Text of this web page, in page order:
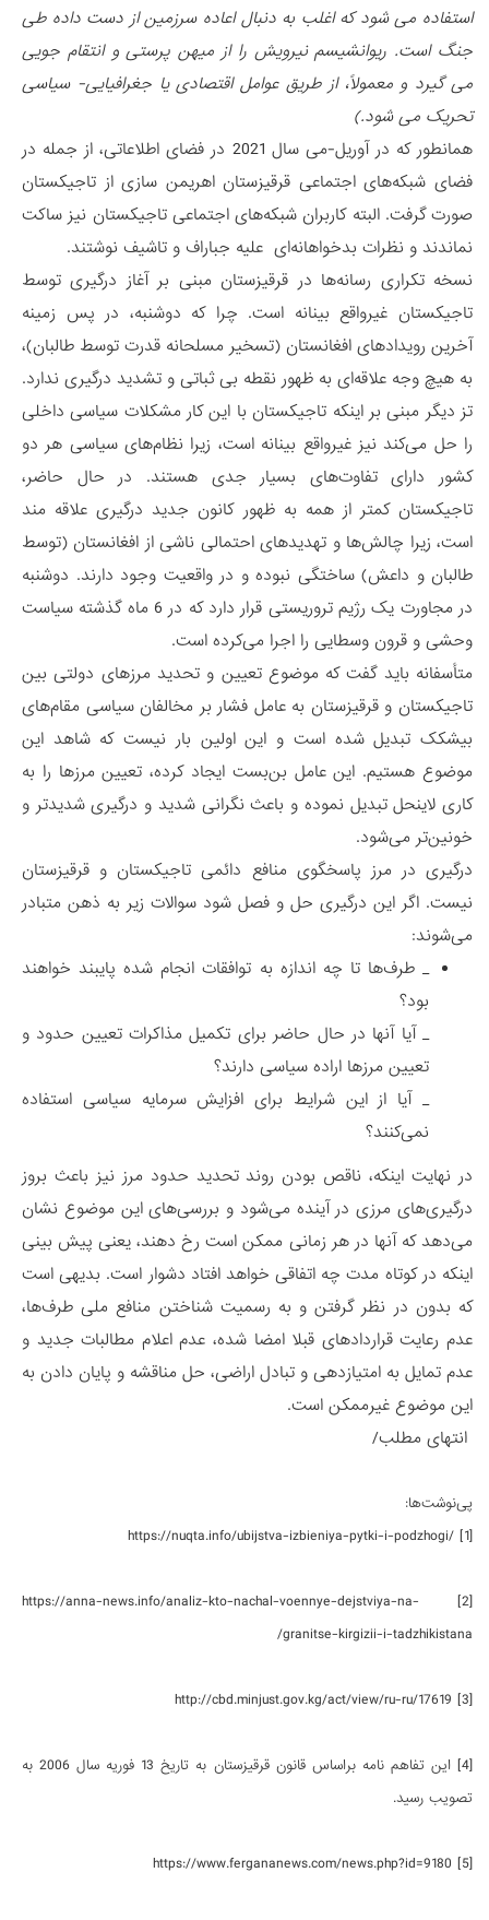
استفاده می شود که اغلب به دنبال اعاده سرزمین از دست داده طی
جنگ است. ریوانشیسم نیرویش را از میهن پرستی و انتقام جویی
می گیرد و معمولاً، از طریق عوامل اقتصادی یا جغرافیایی- سیاسی
تحریک می شود.
)
همانطور که در آوریل-می سال 2021 در فضای اطلاعاتی، از جمله در
فضای شبکه‌های اجتماعی قرقیزستان اهریمن سازی از تاجیکستان
صورت گرفت. البته کاربران شبکه‌های اجتماعی تاجیکستان نیز ساکت
نماندند و نظرات بدخواهانه‌ای علیه جباراف و تاشیف نوشتند.
نسخه تکراری رسانه‌ها در قرقیزستان مبنی بر آغاز درگیری توسط
تاجیکستان غیرواقع بینانه است. چرا که دوشنبه، در پس زمینه
آخرین رویدادهای افغانستان (تسخیر مسلحانه قدرت توسط طالبان)،
به هیچ وجه علاقه‌ای به ظهور نقطه بی ثباتی و تشدید درگیری ندارد.
تز دیگر مبنی بر اینکه تاجیکستان با این کار مشکلات سیاسی داخلی
را حل می‌کند نیز غیرواقع بینانه است، زیرا نظام‌های سیاسی هر دو
کشور دارای تفاوت‌های بسیار جدی هستند. در حال حاضر،
تاجیکستان کمتر از همه به ظهور کانون جدید درگیری علاقه مند
است، زیرا چالش‌ها و تهدیدهای احتمالی ناشی از افغانستان (توسط
طالبان و داعش) ساختگی نبوده و در واقعیت وجود دارند. دوشنبه
در مجاورت یک رژیم تروریستی قرار دارد که در 6 ماه گذشته سیاست
وحشی و قرون وسطایی را اجرا می‌کرده است.
متأسفانه باید گفت که موضوع تعیین و تحدید مرزهای دولتی بین
تاجیکستان و قرقیزستان به عامل فشار بر مخالفان سیاسی مقام‌های
بیشکک تبدیل شده است و این اولین بار نیست که شاهد این
موضوع هستیم. این عامل بن‌بست ایجاد کرده، تعیین مرزها را به
کاری لاینحل تبدیل نموده و باعث نگرانی شدید و درگیری شدیدتر و
خونین‌تر می‌شود.
درگیری در مرز پاسخگوی منافع دائمی تاجیکستان و قرقیزستان
نیست. اگر این درگیری حل و فصل شود سوالات زیر به ذهن متبادر
می‌شوند:
_ طرف‌ها تا چه اندازه به توافقات انجام شده پایبند خواهند
بود؟
_ آیا آنها در حال حاضر برای تکمیل مذاکرات تعیین حدود و
تعیین مرزها اراده سیاسی دارند؟
_ آیا از این شرایط برای افزایش سرمایه سیاسی استفاده
نمی‌کنند؟
در نهایت اینکه، ناقص بودن روند تحدید حدود مرز نیز باعث بروز
درگیری‌های مرزی در آینده می‌شود و بررسی‌های این موضوع نشان
می‌دهد که آنها در هر زمانی ممکن است رخ دهند، یعنی پیش بینی
اینکه در کوتاه مدت چه اتفاقی خواهد افتاد دشوار است. بدیهی است
که بدون در نظر گرفتن و به رسمیت شناختن منافع ملی طرف‌ها،
عدم رعایت قراردادهای قبلا امضا شده، عدم اعلام مطالبات جدید و
عدم تمایل به امتیازدهی و تبادل اراضی، حل مناقشه و پایان دادن به
این موضوع غیرممکن است.
انتهای مطلب/
پی‌نوشت‌ها:
https://nuqta.info/ubijstva-izbieniya-pytki-i-podzhogi/ [1]
[2] https://anna-news.info/analiz-kto-nachal-voennye-dejstviya-na-
granitse-kirgizii-i-tadzhikistana/
[3] http://cbd.minjust.gov.kg/act/view/ru-ru/17619
[4] این تفاهم نامه براساس قانون قرقیزستان به تاریخ 13 فوریه سال 2006 به
تصویب رسید.
[5] https://www.fergananews.com/news.php?id=9180